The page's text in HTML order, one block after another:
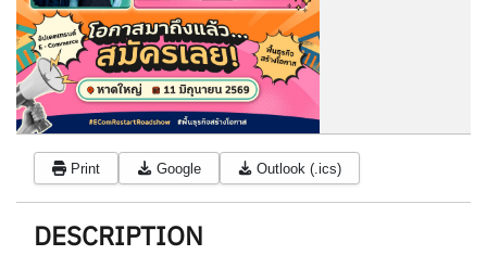
Print Google Outlook (.ics)
DESCRIPTION